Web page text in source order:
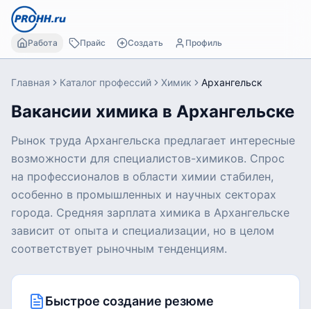
Работа Прайс Создать Профиль
Главная Каталог профессий Химик Архангельск
Вакансии химика в Архангельске
Рынок труда Архангельска предлагает интересные
возможности для специалистов-химиков. Спрос
на профессионалов в области химии стабилен,
особенно в промышленных и научных секторах
города. Средняя зарплата химика в Архангельске
зависит от опыта и специализации, но в целом
соответствует рыночным тенденциям.
Быстрое создание резюме